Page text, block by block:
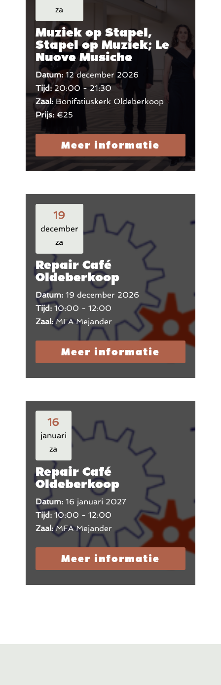
za
Muziek op Stapel,
Stapel op Muziek; Le
Nuove Musiche
Datum: 12 december 2026
Tijd:20:00 - 21:30
Zaal: Bonifatiuskerk Oldeberkoop
Prijs: €25
Meer informatie
19
december
za
Repair Café
Oldeberkoop
Datum: 19 december 2026
Tijd: 10:00 - 12:00
Zaal:MFA Mejander
Meer informatie
16
januari
za
Repair Café
Oldeberkoop
Datum: 16 januari 2027
Tijd: 10:00 - 12:00
Zaal:MFA Mejander
Meer informatie